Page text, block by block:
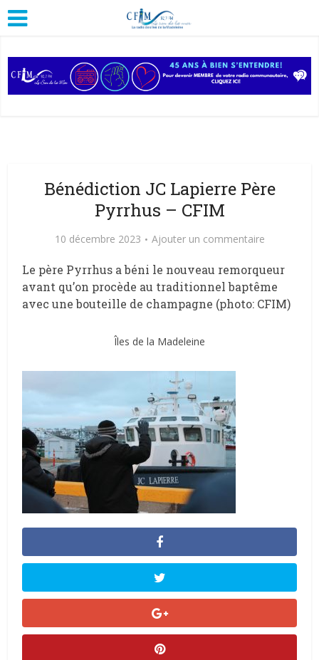
Bénédiction JC Lapierre Père
Pyrrhus – CFIM
10 décembre 2023 Ajouter un commentaire
Le père Pyrrhus a béni le nouveau remorqueur
avant qu’on procède au traditionnel baptême
avec une bouteille de champagne (photo: CFIM)
Îles de la Madeleine